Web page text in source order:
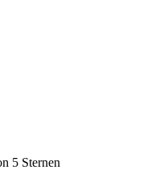
5 Sternen